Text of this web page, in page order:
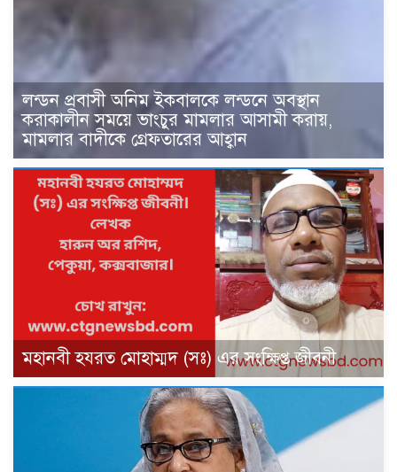
লন্ডন প্রবাসী অনিম ইকবালকে লন্ডনে অবস্থান
করাকালীন সময়ে ভাংচুর মামলার আসামী করায়,
মামলার বাদীকে গ্রেফতারের আহ্বান
মহানবী হযরত মোহাম্মদ (সঃ) এর সংক্ষিপ্ত জীবনী